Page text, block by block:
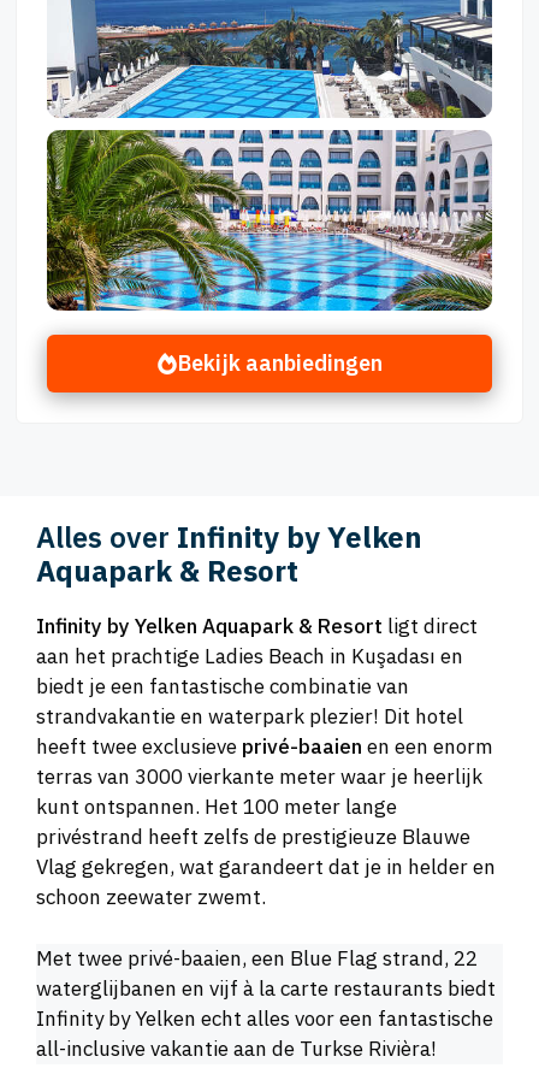
Bekijk aanbiedingen
Alles over Infinity by Yelken
Aquapark & Resort
Infinity by Yelken Aquapark & Resort ligt direct
aan het prachtige Ladies Beach in Kuşadası en
biedt je een fantastische combinatie van
strandvakantie en waterpark plezier! Dit hotel
heeft twee exclusieve privé-baaien en een enorm
terras van 3000 vierkante meter waar je heerlijk
kunt ontspannen. Het 100 meter lange
privéstrand heeft zelfs de prestigieuze Blauwe
Vlag gekregen, wat garandeert dat je in helder en
schoon zeewater zwemt.
Met twee privé-baaien, een Blue Flag strand, 22
waterglijbanen en vijf à la carte restaurants biedt
Infinity by Yelken echt alles voor een fantastische
all-inclusive vakantie aan de Turkse Rivièra!